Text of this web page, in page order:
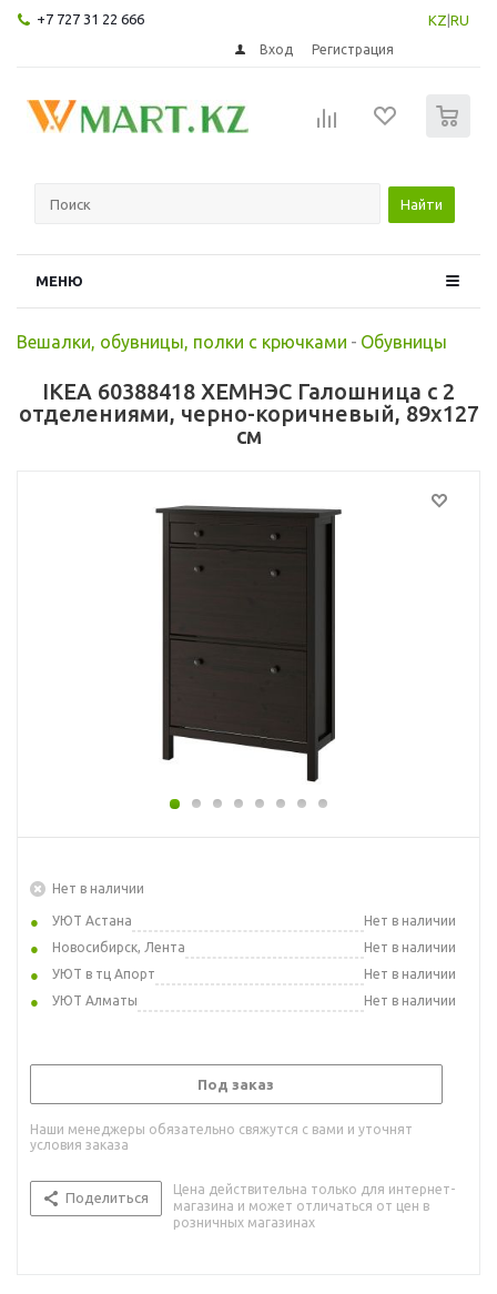
+7 727 31 22 666 KZ RU
Вход Регистрация
Найти
МЕНЮ
Вешалки, обувницы, полки с крючками - Обувницы
IKEA 60388418 ХЕМНЭС Галошница с 2
отделениями, черно-коричневый, 89x127
см
Нет в наличии
УЮТ Астана
Нет в наличии
Новосибирск, Лента
Нет в наличии
УЮТ в тц Апорт
Нет в наличии
УЮТ Алматы
Нет в наличии
Под заказ
Наши менеджеры обязательно свяжутся с вами и уточнят
условия заказа
Поделиться
Цена действительна только для интернет-
магазина и может отличаться от цен в
розничных магазинах